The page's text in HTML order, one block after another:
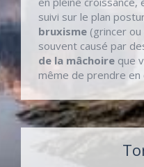
suivi sur le plan
bruxisme (grincer
souvent causé par
de la mâchoire que
même de prendre en